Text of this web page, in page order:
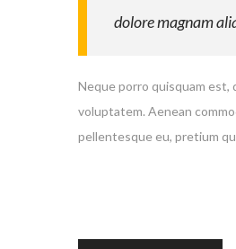
dolore magnam
Neque porro quisquam est,
voluptatem. Aenean
pellentesque eu, pretium